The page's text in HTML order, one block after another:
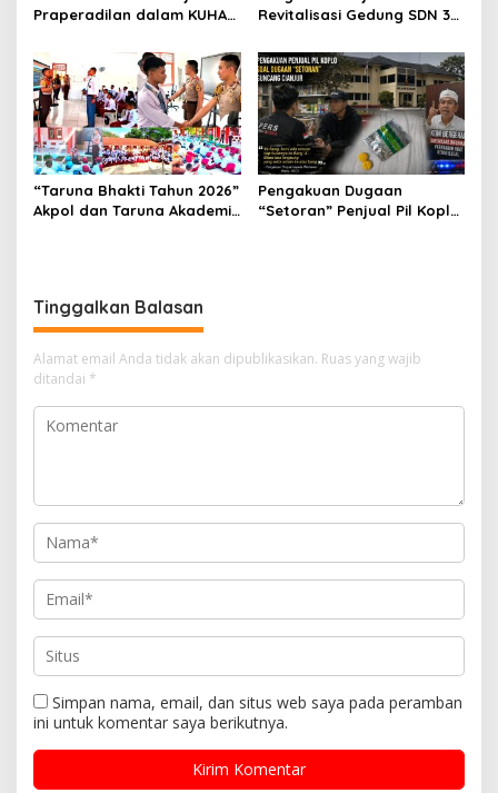
Praperadilan dalam KUHAP
Jaya Buka Seminar Hukum
Revitalisasi Gedung SDN 3
Mencapai 50 Persen
“Taruna Bhakti Tahun 2026”
Akpol dan Taruna Akademi
Pengakuan Dugaan
“Setoran” Penjual Pil Koplo
Tinggalkan Balasan
Alamat email Anda tidak akan dipublikasikan. Ruas yang wajib
ditandai *
Simpan nama, email, dan situs web saya pada peramban
ini untuk komentar saya berikutnya.